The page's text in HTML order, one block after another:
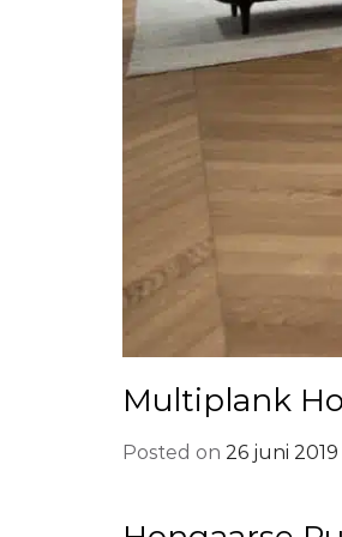
Multiplank
Posted on 26 juni 2019